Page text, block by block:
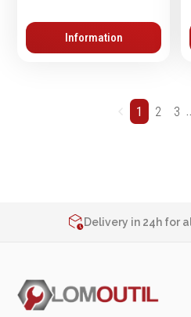
Information
1 2 3
Delivery in 24h for